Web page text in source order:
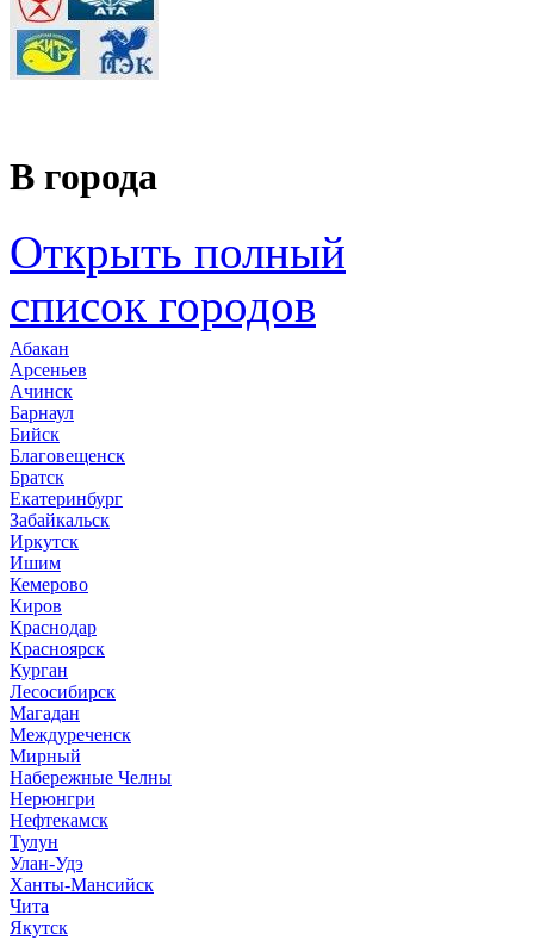
В города
Открыть полный
список городов
Абакан
Арсеньев
Ачинск
Барнаул
Бийск
Благовещенск
Братск
Екатеринбург
Забайкальск
Иркутск
Ишим
Кемерово
Киров
Краснодар
Красноярск
Курган
Лесосибирск
Магадан
Междуреченск
Мирный
Набережные Челны
Нерюнгри
Нефтекамск
Тулун
Улан-Удэ
Ханты-Мансийск
Чита
Якутск